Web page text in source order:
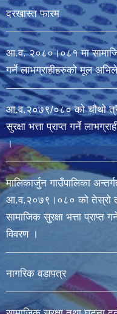
दरखास्त फारम
आ.व. २०८०।०८१ मा सामाजिक
गर्ने लाभग्राहीहरुको मूल
आ.व.२०७९/०८० को चौथो
सुरक्षा भत्ता प्राप्त गर्ने
।
मालिकार्जुन गाउँपालिका
आ‍.व.२०७९।०८० को तेस्रो
सामाजिक सुरक्षा भत्ता प्राप्त
विवरण ।
नागरिक वडापत्र